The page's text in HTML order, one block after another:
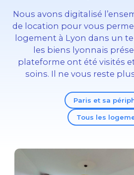
Nous avons digitalisé
de location pour vous
logement à Lyon dans un
les biens lyonnais
plateforme ont été visités
soins. Il ne vous reste
Paris et sa
Tous les